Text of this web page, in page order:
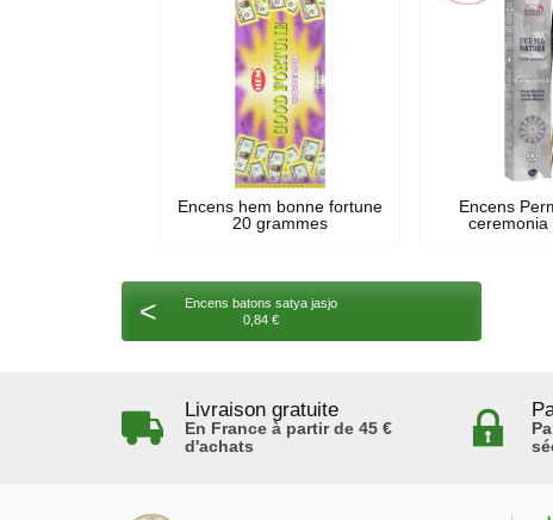
Encens hem bonne fortune
20 grammes
Encens
ceremonia
<
Encens batons satya jasjo
0,84 €
Livraison gratuite
En France à partir de 45 €
d'achats